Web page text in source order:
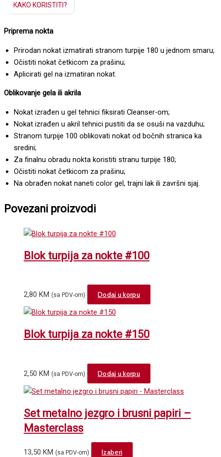
KAKO KORISTITI?
Priprema nokta
Prirodan nokat izmatirati stranom turpije 180 u jednom smaru;
Očistiti nokat četkicom za prašinu;
Aplicirati gel na izmatiran nokat.
Oblikovanje gela ili akrila
Nokat izrađen u gel tehnici fiksirati Cleanser-om;
Nokat izrađen u akril tehnici pustiti da se osuši na vazduhu;
Stranom turpije 100 oblikovati nokat od bočnih stranica ka
sredini;
Za finalnu obradu nokta koristiti stranu turpije 180;
Očistiti nokat četkicom za prašinu;
Na obrađen nokat naneti color gel, trajni lak ili završni sjaj.
Povezani proizvodi
Blok turpija za nokte #100
2,80 KM (sa PDV-om) Dodaj u korpu
Blok turpija za nokte #150
2,50 KM (sa PDV-om) Dodaj u korpu
Set metalno jezgro i brusni papiri –
Masterclass
13,50 KM (sa PDV-om) Izaberi